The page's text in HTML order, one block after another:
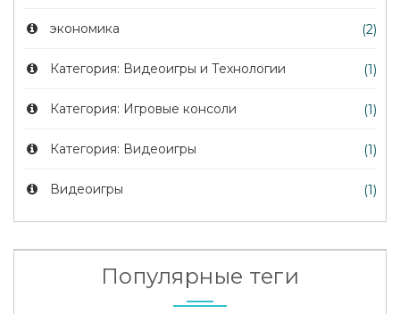
экономика (2)
Категория: Видеоигры и Технологии (1)
Категория: Игровые консоли (1)
Категория: Видеоигры (1)
Видеоигры (1)
Популярные теги